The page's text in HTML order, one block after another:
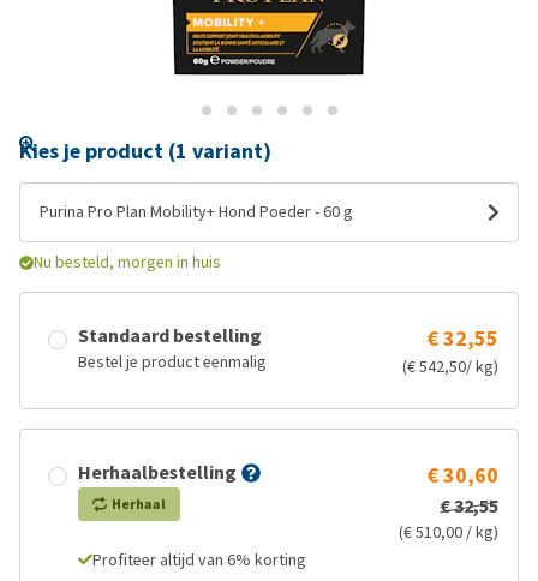
Kies je product (1 variant)
Purina Pro Plan Mobility+ Hond Poeder - 60 g
Nu besteld, morgen in huis
Standaard bestelling
Bestel je product eenmalig
€ 32,55
(€ 542,50/ kg)
Herhaalbestelling
Herhaal
€ 30,60
€ 32,55
(€ 510,00 / kg)
Profiteer altijd van 6% korting